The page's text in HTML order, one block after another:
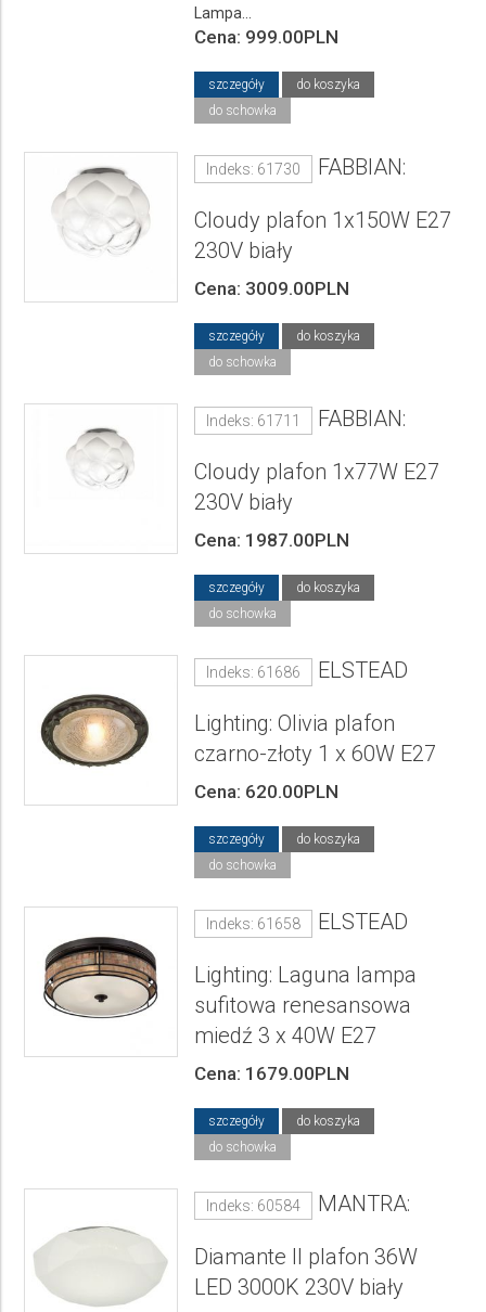
Lampa...
Cena: 999.00PLN
szczegóły
do koszyka
do schowka
Indeks: 61730 FABBIAN:
Cloudy plafon 1x150W E27
230V biały
Cena: 3009.00PLN
szczegóły
do koszyka
do schowka
Indeks: 61711 FABBIAN:
Cloudy plafon 1x77W E27
230V biały
Cena: 1987.00PLN
szczegóły
do koszyka
do schowka
Indeks: 61686 ELSTEAD
Lighting: Olivia plafon
czarno-złoty 1 x 60W E27
Cena: 620.00PLN
szczegóły
do koszyka
do schowka
Indeks: 61658 ELSTEAD
Lighting: Laguna lampa
sufitowa renesansowa
miedź 3 x 40W E27
Cena: 1679.00PLN
szczegóły
do koszyka
do schowka
Indeks: 60584 MANTRA:
Diamante II plafon 36W
LED 3000K 230V biały